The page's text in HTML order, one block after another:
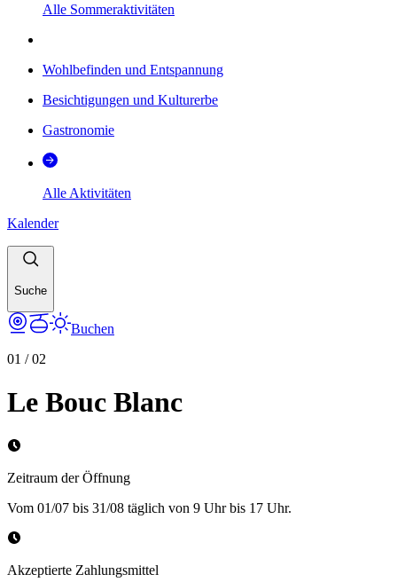
Alle Sommeraktivitäten
Wohlbefinden und Entspannung
Besichtigungen und Kulturerbe
Gastronomie
Alle Aktivitäten
Kalender
Suche
Buchen
01 /02
Le Bouc Blanc
Zeitraum der Öffnung
Vom 01/07 bis 31/08 täglich von 9 Uhr bis 17 Uhr.
Akzeptierte Zahlungsmittel